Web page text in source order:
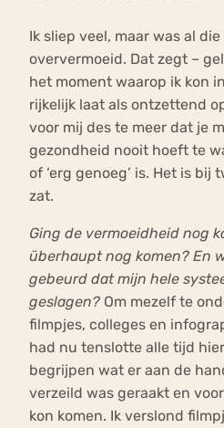
Ik sliep veel, maar was al
oververmoeid. Dat zegt –
het moment waarop ik kon
rijkelijk laat als ontzettend
voor mij des te meer dat je
gezondheid nooit hoeft te
of ‘erg genoeg’ is. Het is bij
zat.
Ging de vermoeidheid nog
überhaupt nog komen? En
gebeurd dat mijn hele
geslagen? Om mezelf te
filmpjes, colleges en
had nu tenslotte alle tijd
begrijpen wat er aan de
verzeild was geraakt en
kon komen. Ik verslond